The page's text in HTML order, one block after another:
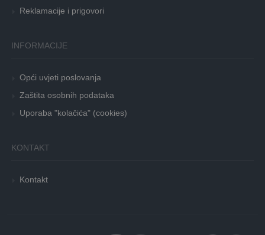
Reklamacije i prigovori
INFORMACIJE
Opći uvjeti poslovanja
Zaštita osobnih podataka
Uporaba "kolačića" (cookies)
KONTAKT
Kontakt